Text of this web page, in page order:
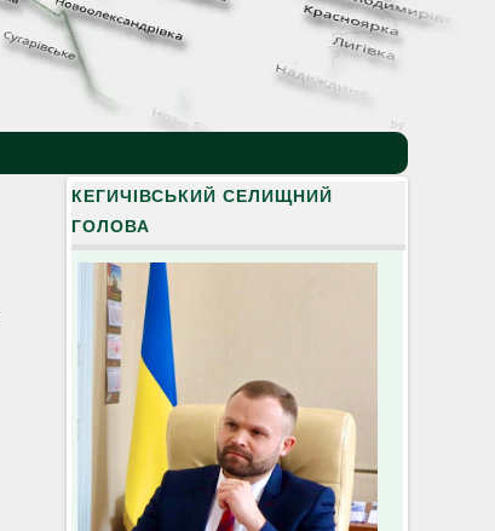
by
КЕГИЧІВСЬКИЙ СЕЛИЩНИЙ
ГОЛОВА